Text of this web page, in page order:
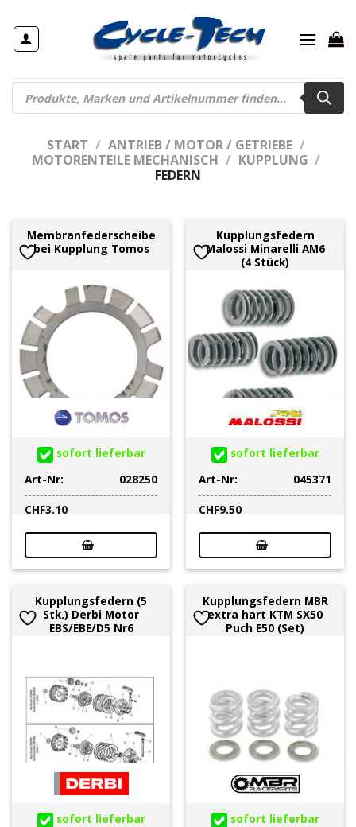
Inhalt
springen
Products
search
START / ANTRIEB / MOTOR / GETRIEBE /
MOTORENTEILE MECHANISCH / KUPPLUNG /
FEDERN
Membranfederscheibe
bei Kupplung Tomos
sofort lieferbar
Art-Nr:
028250
CHF3.10
Kupplungsfedern
Malossi Minarelli AM6
(4 Stück)
sofort lieferbar
Art-Nr:
045371
CHF9.50
Kupplungsfedern (5
Stk.) Derbi Motor
EBS/EBE/D5 Nr6
sofort lieferbar
Kupplungsfedern MBR
extra hart KTM SX50
Puch E50 (Set)
sofort lieferbar